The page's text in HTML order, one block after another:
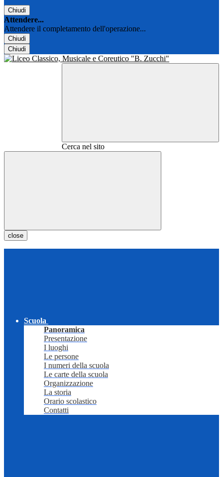
Chiudi
Attendere...
Attendere il completamento dell'operazione...
Chiudi
Chiudi
Cerca nel sito
close
Scuola
Panoramica
Presentazione
I luoghi
Le persone
I numeri della scuola
Le carte della scuola
Organizzazione
La storia
Orario scolastico
Contatti